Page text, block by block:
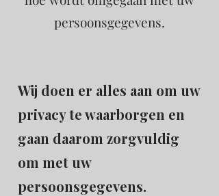
persoonsgegevens.
Wij doen er alles aan om uw
privacy te waarborgen en
gaan daarom zorgvuldig
om met uw
persoonsgegevens.